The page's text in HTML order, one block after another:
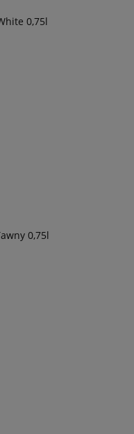
0,75l
0,75l